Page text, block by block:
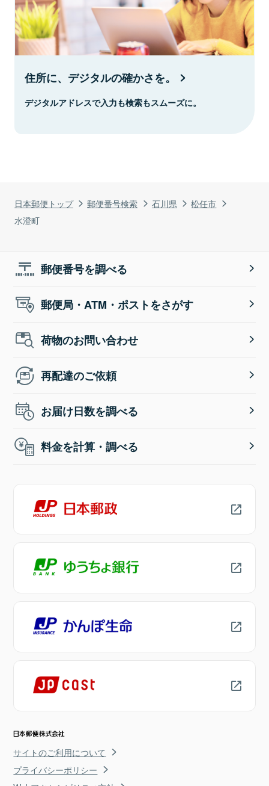
日本郵便トップ 郵便番号検索 石川県
松任市
水澄町
住所に、デジタルの確かさを。
デジタルアドレスで入力も検索もスムーズに。
郵便番号を調べる
郵便局・ATM・ポストをさがす
荷物のお問い合わせ
再配達のご依頼
お届け日数を調べる
料金を計算・調べる
サイトのご利用について
プライバシーポリシー